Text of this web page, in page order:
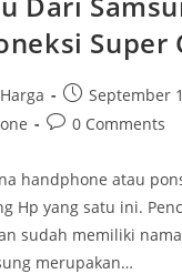
Super
Post
published:
September
Post0 Comments
handphone atau
Hp yang satu ini.
sudah memiliki
merupakan…